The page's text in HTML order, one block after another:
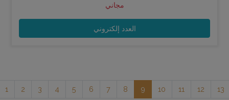
مجاني
العدد إلكتروني
1 2 3 4 5 6 7 8 9 10 11 12 13